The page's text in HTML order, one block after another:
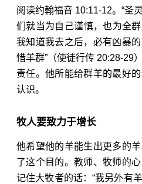
阅读约翰福音 10:11-12。“圣
们就当为自己谨慎，也为全
我知道我去之后，必有凶暴
惜羊群”（使徒行传 20:28-29
责任。他所能给群羊的最好
认识。
牧人要致力于增长
他希望他的羊能生出更多的
了这个目的。教师、牧师的
记住大牧者的话：“我另外有